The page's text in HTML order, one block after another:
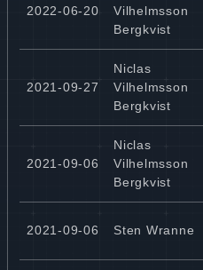
2022-06-20
Vilhelmsson
Bergkvist
2021-09-27
Niclas
Vilhelmsson
Bergkvist
2021-09-06
Niclas
Vilhelmsson
Bergkvist
2021-09-06 Sten Wranne